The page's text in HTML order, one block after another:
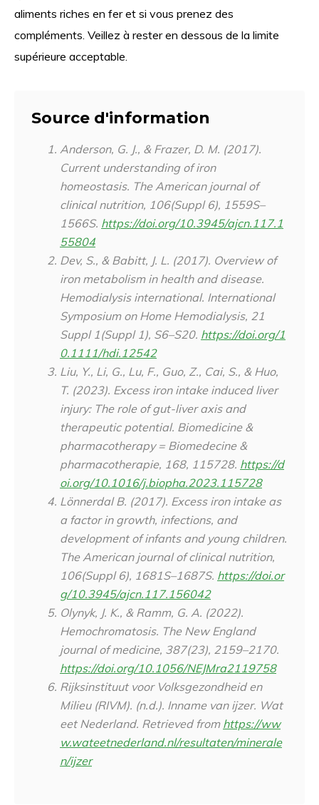
aliments riches en fer et si vous prenez des
compléments. Veillez à rester en dessous de la limite
supérieure acceptable.
Source d'information
Anderson, G. J., & Frazer, D. M. (2017).
Current understanding of iron
homeostasis. The American journal of
clinical nutrition, 106(Suppl 6), 1559S–
1566S. https://doi.org/10.3945/ajcn.117.1
55804
Dev, S., & Babitt, J. L. (2017). Overview of
iron metabolism in health and disease.
Hemodialysis international. International
Symposium on Home Hemodialysis, 21
Suppl 1(Suppl 1), S6–S20. https://doi.org/1
0.1111/hdi.12542
Liu, Y., Li, G., Lu, F., Guo, Z., Cai, S., & Huo,
T. (2023). Excess iron intake induced liver
injury: The role of gut-liver axis and
therapeutic potential. Biomedicine &
pharmacotherapy = Biomedecine &
pharmacotherapie, 168, 115728. https://d
oi.org/10.1016/j.biopha.2023.115728
Lönnerdal B. (2017). Excess iron intake as
a factor in growth, infections, and
development of infants and young children.
The American journal of clinical nutrition,
106(Suppl 6), 1681S–1687S. https://doi.or
g/10.3945/ajcn.117.156042
Olynyk, J. K., & Ramm, G. A. (2022).
Hemochromatosis. The New England
journal of medicine, 387(23), 2159–2170.
https://doi.org/10.1056/NEJMra2119758
Rijksinstituut voor Volksgezondheid en
Milieu (RIVM). (n.d.). Inname van ijzer. Wat
eet Nederland. Retrieved from https://ww
w.wateetnederland.nl/resultaten/minerale
n/ijzer